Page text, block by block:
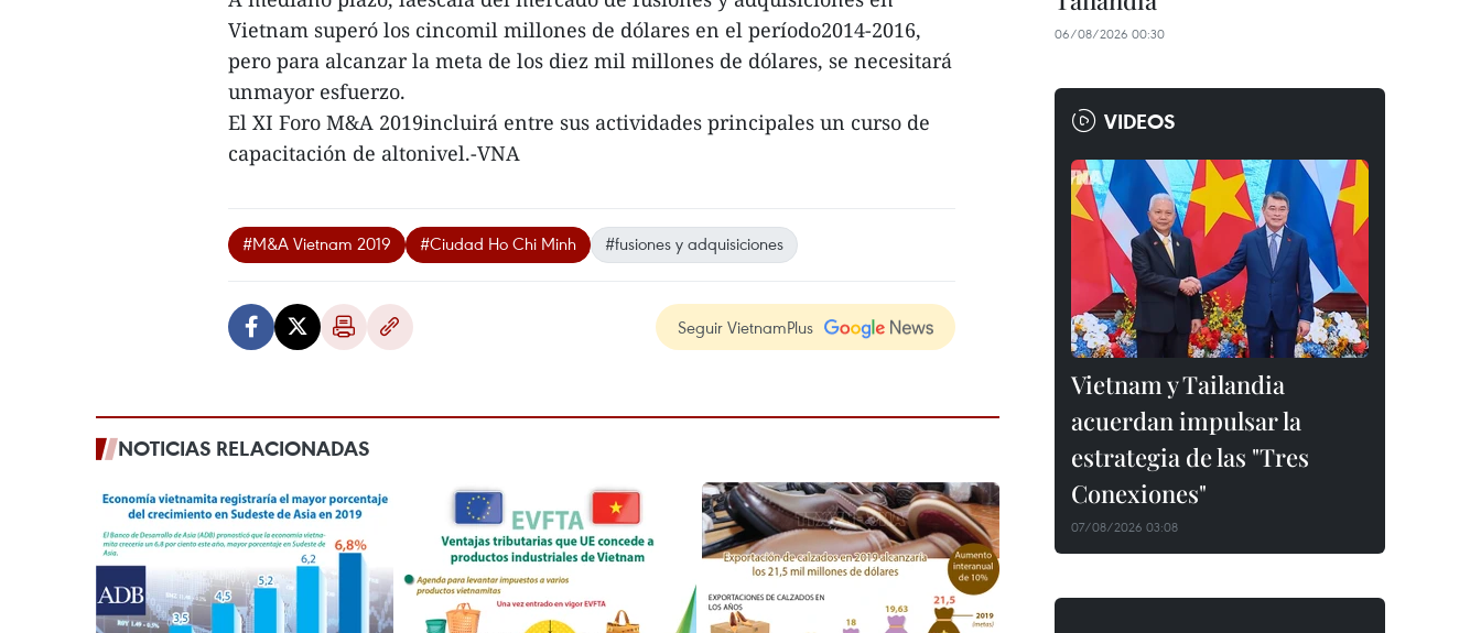
Vietnam superó los cincomil millones de dólares en el período2014-2016,
pero para alcanzar la meta de los diez mil millones de dólares, se necesitará
unmayor esfuerzo.
El XI Foro M&A 2019incluirá entre sus actividades principales un curso de
capacitación de altonivel.-VNA
#M&A Vietnam 2019 #Ciudad Ho Chi Minh #fusiones y adquisiciones
Seguir VietnamPlus
NOTICIAS RELACIONADAS
06/08/2026 00:30
VIDEOS
Vietnam y Tailandia
acuerdan impulsar la
estrategia de las "Tres
Conexiones"
07/08/2026 03:08